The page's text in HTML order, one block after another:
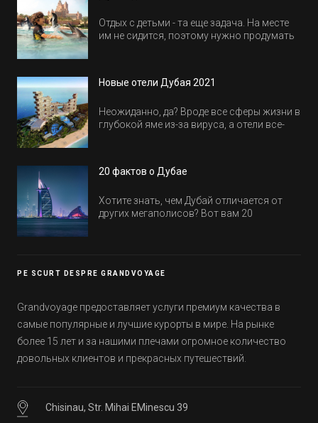
Отдых с детьми - та еще задача. На месте
им не сидится, поэтому нужно продумать
Новые отели Дубая 2021
Неожиданно, да? Вроде все сферы жизни в
глубокой яме из-за вируса, а отели все-
обычно на первые заезды дают промо-
20 фактов о Дубае
Хотите знать, чем Дубай отличается от
других мегаполисов? Вот вам 20
PE SCURT DESPRE GRANDVOYAGE
Grandvoyage предоставляет услуги премиум качества в
самые популярные и лучшие курорты в мире. На рынке
более 15 лет и за нашими плечами огромное количество
довольных клиентов и прекрасных путешествий.
Chisinau, Str. Mihai EMinescu 39